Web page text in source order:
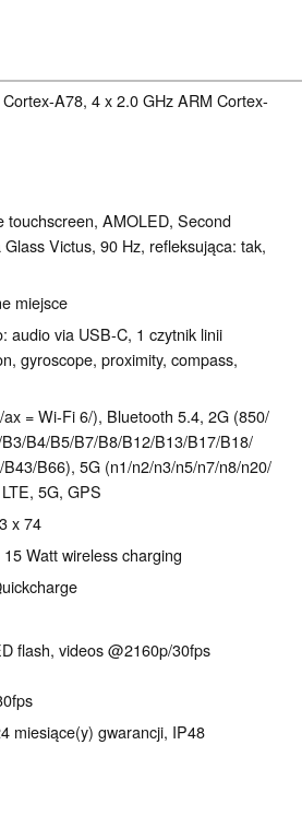
A78, 4 x 2.0 GHz ARM Cortex-
touchscreen, AMOLED, Second
Victus, 90 Hz, refleksująca: tak,
miejsce
audio via USB-C, 1 czytnik linii
gyroscope, proximity, compass,
= Wi-Fi 6/), Bluetooth 5.4, 2G (850/​
​B4/​B5/​B7/​B8/​B12/​B13/​B17/​B18/​
​B66), 5G (n1/​n2/​n3/​n5/​n7/​n8/​n20/​
5G, GPS
x 74
Watt wireless charging
flash, videos @2160p/​30fps
miesiące(y) gwarancji, IP48